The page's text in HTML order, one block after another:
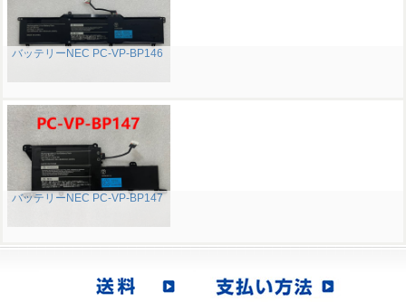
バッテリーNEC PC-VP-BP146
バッテリーNEC PC-VP-BP147